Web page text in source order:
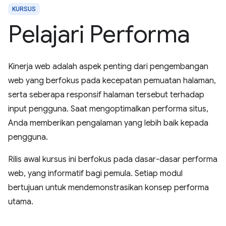
KURSUS
Pelajari Performa
Kinerja web adalah aspek penting dari pengembangan
web yang berfokus pada kecepatan pemuatan halaman,
serta seberapa responsif halaman tersebut terhadap
input pengguna. Saat mengoptimalkan performa situs,
Anda memberikan pengalaman yang lebih baik kepada
pengguna.
Rilis awal kursus ini berfokus pada dasar-dasar performa
web, yang informatif bagi pemula. Setiap modul
bertujuan untuk mendemonstrasikan konsep performa
utama.